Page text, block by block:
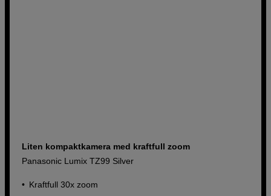
Liten kompaktkamera med kraftfull zoom
Panasonic Lumix TZ99 Silver
Kraftfull 30x zoom